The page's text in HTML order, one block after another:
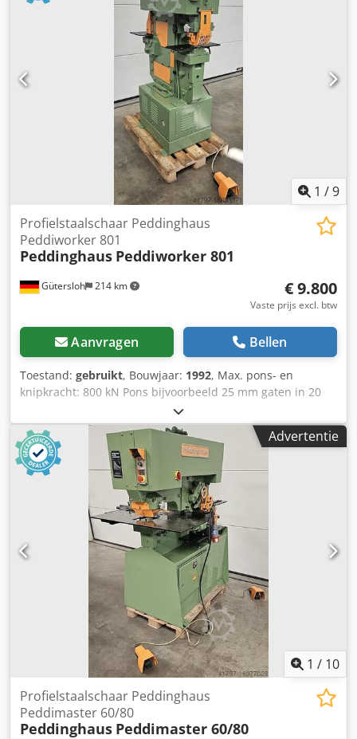
1 /9
Gütersloh 214 km
Profielstaalschaar Peddinghaus
Peddiworker 801
Peddinghaus Peddiworker 801
€ 9.800
Vaste prijs excl. btw
Aanvragen Bellen
Toestand: gebruikt, Bouwjaar: 1992, Max. pons- en
knipkracht: 800 kN Pons bijvoorbeeld 25 mm gaten in 20
mm staal Dodpfxswak Hne Aiqock Knipt met de
vlakstaalschaar tot 350 mm breedte en 15 mm dik staal
Nadere technische gegevens op aanvraag Met een
assortiment stempels en matrijzen naar wens Zeer goede
staat
Advertentie
1 / 10
Profielstaalschaar Peddinghaus
Peddimaster 60/80
Peddinghaus Peddimaster 60/80